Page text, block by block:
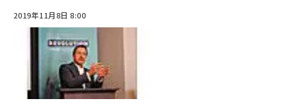
2019年11月8日 8:00